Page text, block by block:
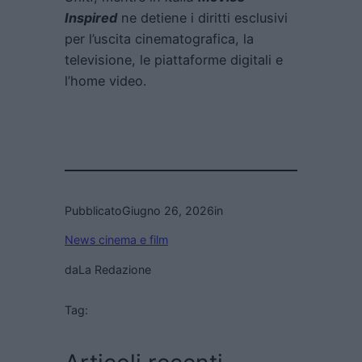
Inspiredne detiene i diritti esclusivi
per l’uscita cinematografica, la
televisione, le piattaforme digitali e
l’home video.
PubblicatoGiugno 26, 2026in
News cinema e film
daLa Redazione
Tag: